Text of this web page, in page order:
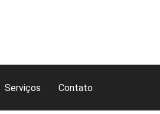
Serviços Contato